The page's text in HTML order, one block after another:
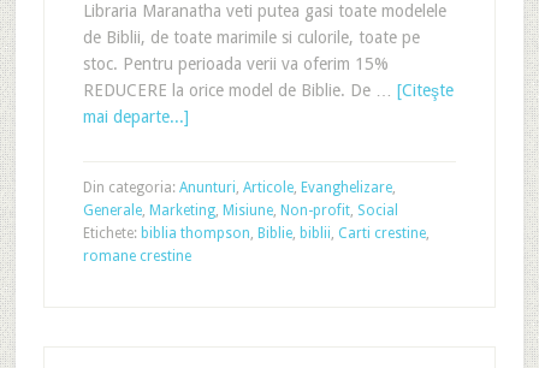
Libraria Maranatha veti putea gasi toate modelele
de Biblii, de toate marimile si culorile, toate pe
stoc. Pentru perioada verii va oferim 15%
REDUCERE la orice model de Biblie. De … [Citeşte
mai departe...]
Din categoria: Anunturi, Articole, Evanghelizare,
Generale, Marketing, Misiune, Non-profit, Social
Etichete: biblia thompson, Biblie, biblii, Carti crestine,
romane crestine